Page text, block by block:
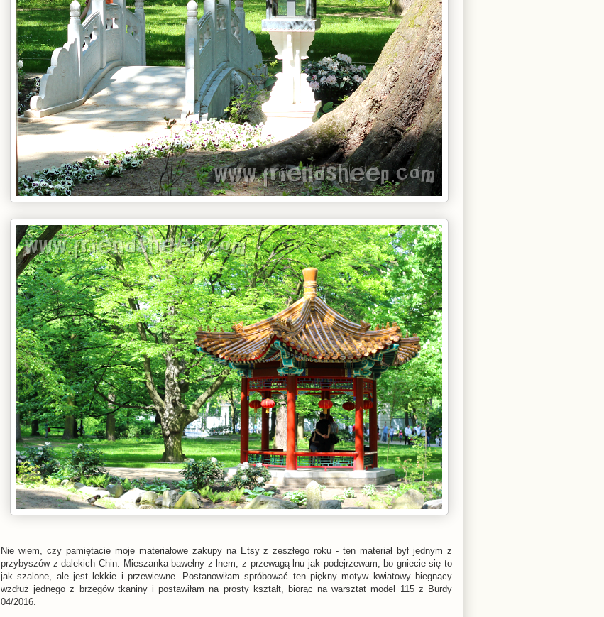
Nie wiem, czy pamiętacie moje materiałowe zakupy na Etsy z zeszłego roku - ten materiał był jednym z
przybyszów z dalekich Chin. Mieszanka bawełny z lnem, z przewagą lnu jak podejrzewam, bo gniecie się to
jak szalone, ale jest lekkie i przewiewne. Postanowiłam spróbować ten piękny motyw kwiatowy biegnący
wzdłuż jednego z brzegów tkaniny i postawiłam na prosty kształt, biorąc na warsztat model 115 z Burdy
04/2016.